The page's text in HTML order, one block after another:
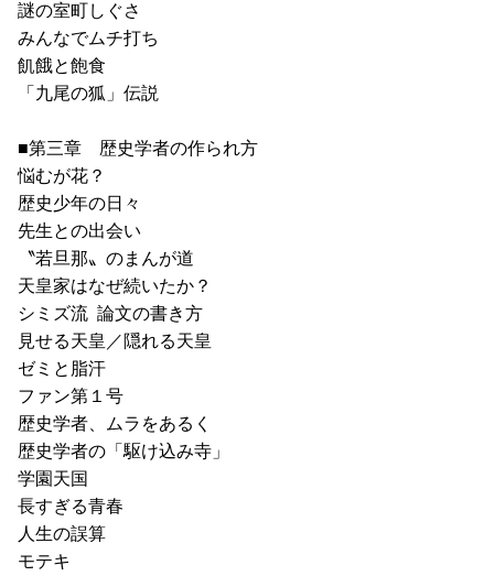
謎の室町しぐさ
みんなでムチ打ち
飢餓と飽食
「九尾の狐」伝説
■第三章 歴史学者の作られ方
悩むが花？
歴史少年の日々
先生との出会い
〝若旦那〟のまんが道
天皇家はなぜ続いたか？
シミズ流 論文の書き方
見せる天皇／隠れる天皇
ゼミと脂汗
ファン第１号
歴史学者、ムラをあるく
歴史学者の「駆け込み寺」
学園天国
長すぎる青春
人生の誤算
モテキ